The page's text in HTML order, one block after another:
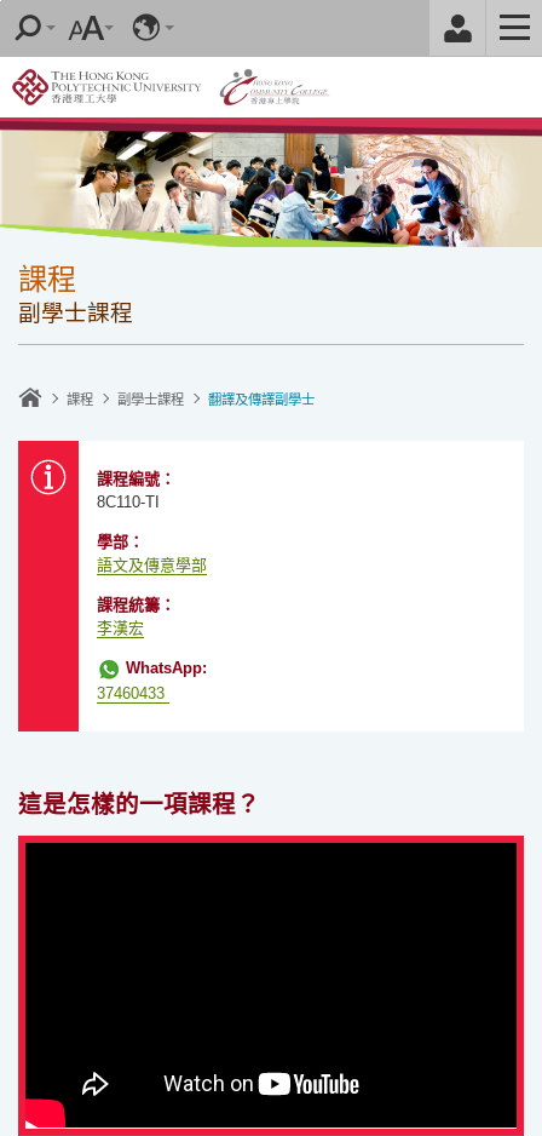
至
容
的
課程
副學士課程
課程 副學士課程 翻譯及傳譯副學士
課程編號：
8C110-TI
學部 ：
語文及傳意學部
課程統籌：
李漢宏
WhatsApp:
37460433
這是怎樣的一項課程？